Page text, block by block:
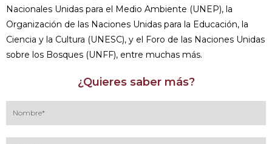
Nacionales Unidas para el Medio Ambiente (UNEP), la
Organización de las Naciones Unidas para la Educación, la
Ciencia y la Cultura (UNESC), y el Foro de las Naciones Unidas
sobre los Bosques (UNFF), entre muchas más.
¿Quieres saber más?